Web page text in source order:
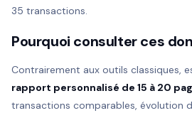
35 transactions.
Pourquoi consulter ces
Contrairement aux outils classiques,
rapport personnalisé de 15 à 20
transactions comparables, évolution